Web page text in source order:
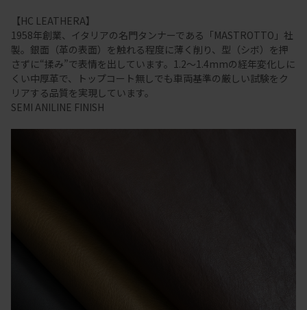
【HC LEATHERA】
1958年創業、イタリアの名門タンナーである「MASTROTTO」社
製。銀面（革の表面）を触れる程度に薄く削り、型（シボ）を押
さずに“揉み”で表情を出しています。1.2～1.4mmの経年変化しに
くい中厚革で、トップコート無しでも車両基準の厳しい試験をク
リアする品質を実現しています。
SEMI ANILINE FINISH